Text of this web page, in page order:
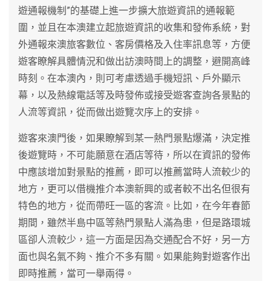
遊通報機制”的基礎上進一步擴大旅遊資訊的通報範
圍，並且在本澳建立起旅遊資訊的收集和發佈系統，對
外通報來澳旅客數位、客房價格及入住率訊息等，方便
遊客瞭解具體情況和做出訪澳時間上的調整，避開高峰
時刻。在本澳內，則可考慮透過手機短訊、戶外顯示
幕，以及熱線電話等及時發佈或接受遊客查詢各景點的
人流等資訊，從而做出遊覽次序上的安排。
遊客來澳門後，如果瞭解到某一熱門景點爆滿，決定推
後遊覽時，不可能願意在酒店等待，所以在資訊的發佈
中應該增加對景點的推薦，即可以推薦當時人流較少的
地方，更可以借機推介本澳新興的或者較不出名但很有
特色的地方，從而帶旺一區的客流。比如，在今年春節
期間，雖然半島中區等熱門景點人滿為患，但是路環城
區卻人流較少，這一方面是因為交通配合不好，另一方
面也與名氣不夠、推介不多有關。如果能夠對遊客作出
即時推薦，當可一舉兩得。